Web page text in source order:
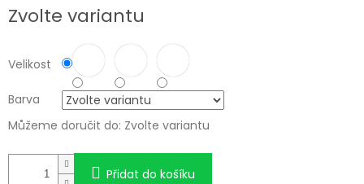
cena:
Zvolte variantu
Velikost
Barva
Můžeme doručit do: Zvolte variantu
Přidat do košíku